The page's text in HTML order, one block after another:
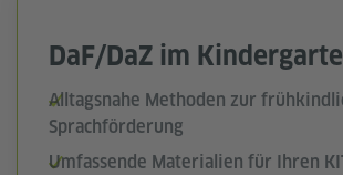
DaF/DaZ im
Alltagsnahe Methoden zur
Sprachförderung
Umfassende Materialien für Ihren